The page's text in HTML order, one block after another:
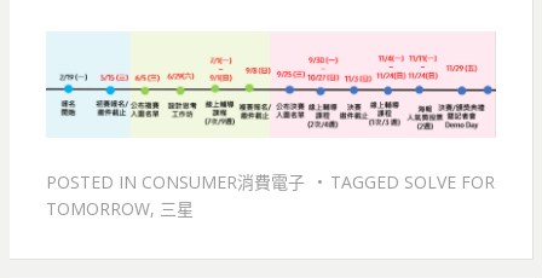
POSTED IN CONSUMER消費電子 TAGGED SOLVE FOR
TOMORROW, 三星